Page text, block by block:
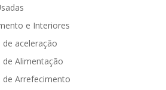
e Interiores
de aceleração
de Alimentação
de Arrefecimento